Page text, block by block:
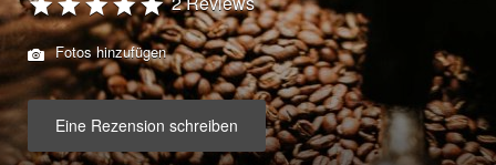
Fotos hinzufügen
Eine Rezension schreiben